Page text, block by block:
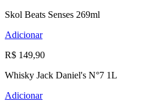
Skol Beats Senses 269ml
Adicionar
R$ 149,90
Whisky Jack Daniel's N°7 1L
Adicionar